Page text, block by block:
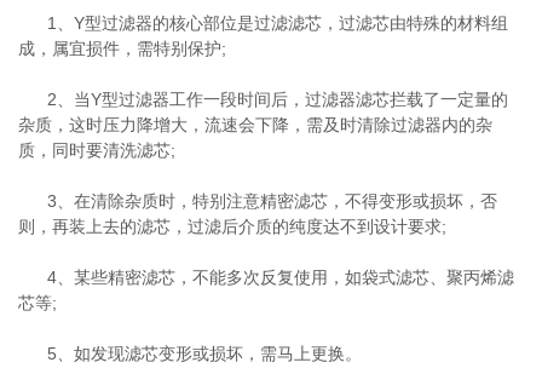
1 Y型过滤器的核心部位是过滤滤芯，过滤芯由特殊的材料组
成，属宜损件，需特别保护;
2 、当Y型过滤器工作一段时间后，过滤器滤芯拦载了一定量的
杂质，这时压力降增大，流速会下降，需及时清除过滤器内的杂
质，同时要清洗滤芯;
3 、在清除杂质时，特别注意精密滤芯，不得变形或损坏，否
则，再装上去的滤芯，过滤后介质的纯度达不到设计要求;
4 、某些精密滤芯，不能多次反复使用，如袋式滤芯、聚丙烯滤
芯等;
5 、如发现滤芯变形或损坏，需马上更换。